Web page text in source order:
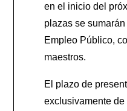
en el inicio del
plazas se
Empleo Público,
maestros.
El plazo de
exclusivamente